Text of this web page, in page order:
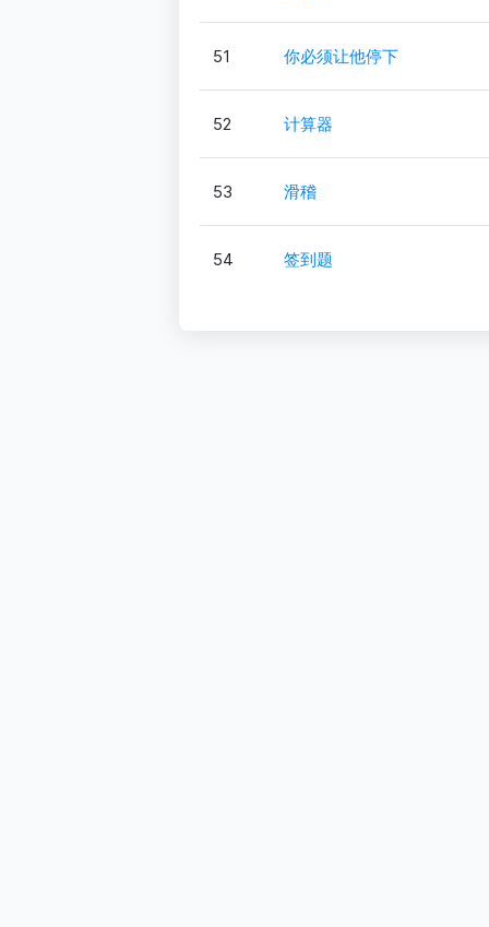
51 你必须让他停下
52 计算器
53 滑稽
54 签到题